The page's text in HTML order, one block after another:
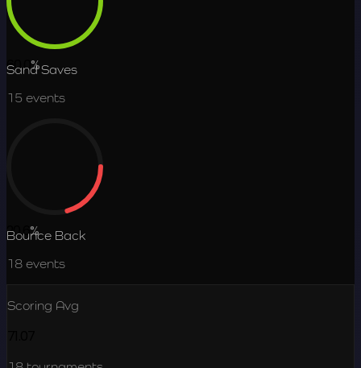
60.0%
Sand Saves
15 events
20.6%
Bounce Back
18 events
Scoring Avg